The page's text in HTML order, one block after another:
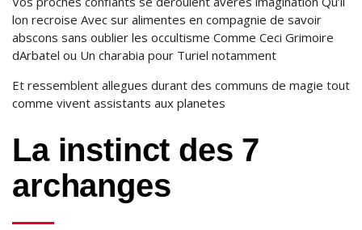
lon recroise Avec sur alimentes en compagnie de savoir
abscons sans oublier les occultisme Comme Ceci Grimoire
dArbatel ou Un charabia pour Turiel notamment
Et ressemblent allegues durant des communs de magie tout
comme vivent assistants aux planetes
La instinct des 7
archanges